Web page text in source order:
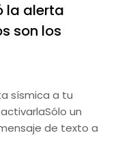
la alerta
son los
sísmica a tu
un
de texto a